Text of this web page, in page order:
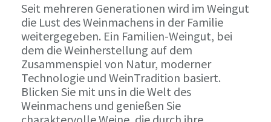
Seit mehreren Generationen wird im Weingut
die Lust des Weinmachens in der Familie
weitergegeben. Ein Familien-Weingut, bei
dem die Weinherstellung auf dem
Zusammenspiel von Natur, moderner
Technologie und WeinTradition basiert.
Blicken Sie mit uns in die Welt des
Weinmachens und genießen Sie